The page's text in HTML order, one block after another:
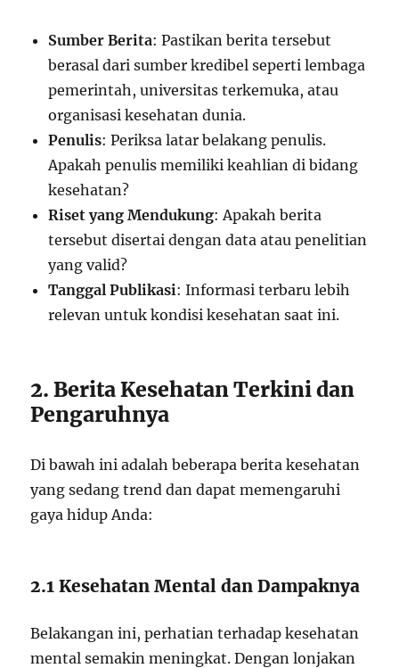
Sumber Berita: Pastikan berita tersebut
berasal dari sumber kredibel seperti lembaga
pemerintah, universitas terkemuka, atau
organisasi kesehatan dunia.
Penulis: Periksa latar belakang penulis.
Apakah penulis memiliki keahlian di bidang
kesehatan?
Riset yang Mendukung: Apakah berita
tersebut disertai dengan data atau penelitian
yang valid?
Tanggal Publikasi: Informasi terbaru lebih
relevan untuk kondisi kesehatan saat ini.
2. Berita Kesehatan Terkini dan
Pengaruhnya
Di bawah ini adalah beberapa berita kesehatan
yang sedang trend dan dapat memengaruhi
gaya hidup Anda:
2.1 Kesehatan Mental dan Dampaknya
Belakangan ini, perhatian terhadap kesehatan
mental semakin meningkat. Dengan lonjakan